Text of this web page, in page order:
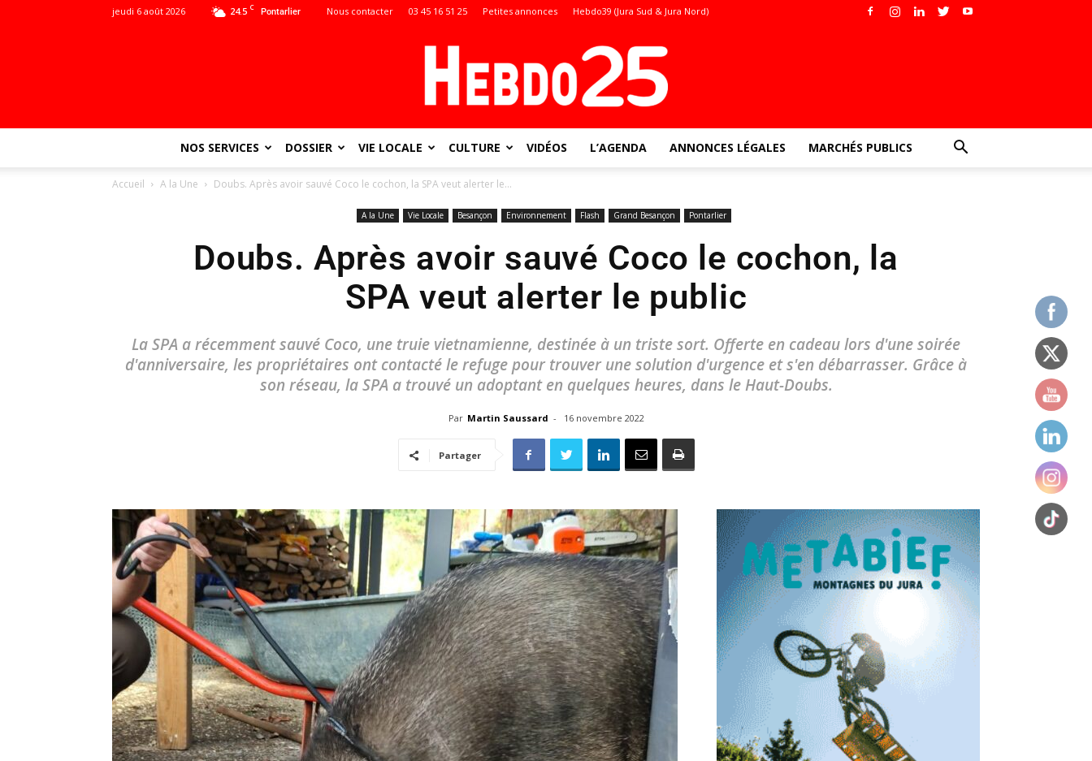
24.5 C Pontarlier
jeudi 6 août 2026 Nous contacter 03 45 16 51 25 Petites annonces Hebdo39 (Jura Sud & Jura Nord)
:
toute
locale
–
NOS SERVICES DOSSIER VIE LOCALE CULTURE VIDÉOS L’AGENDA ANNONCES LÉGALES MARCHÉS PUBLICS
Accueil A la Une Doubs. Après avoir sauvé Coco le cochon, la SPA veut alerter le...
A la Une Vie Locale Besançon Environnement Flash Grand Besançon Pontarlier
Doubs. Après avoir sauvé Coco le cochon, la
SPA veut alerter le public
La SPA a récemment sauvé Coco, une truie vietnamienne, destinée à un triste sort. Offerte en cadeau lors d'une soirée
d'anniversaire, les propriétaires ont contacté le refuge pour trouver une solution d'urgence et s'en débarrasser. Grâce à
son réseau, la SPA a trouvé un adoptant en quelques heures, dans le Haut-Doubs.
Par Martin Saussard - 16 novembre 2022
Partager